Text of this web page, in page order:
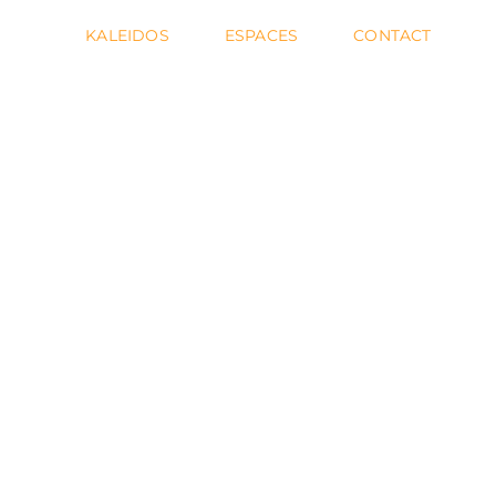
KALEIDOS ESPACES CONTACT